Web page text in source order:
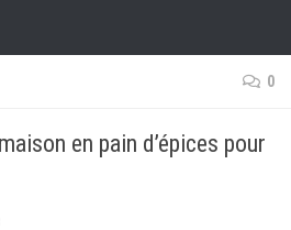
0
en pain d’épices pour